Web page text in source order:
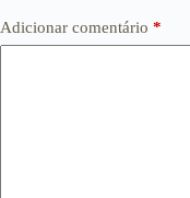
Adicionar comentário *